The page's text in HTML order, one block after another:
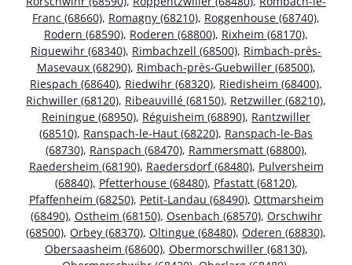
Franc (68660), Romagny (68210), Roggenhouse (68740),
Rodern (68590), Roderen (68800), Rixheim (68170),
Riquewihr (68340), Rimbachzell (68500), Rimbach-près-
Masevaux (68290), Rimbach-près-Guebwiller (68500),
Riespach (68640), Riedwihr (68320), Riedisheim (68400),
Richwiller (68120), Ribeauvillé (68150), Retzwiller (68210),
Reiningue (68950), Réguisheim (68890), Rantzwiller
(68510), Ranspach-le-Haut (68220), Ranspach-le-Bas
(68730), Ranspach (68470), Rammersmatt (68800),
Raedersheim (68190), Raedersdorf (68480), Pulversheim
(68840), Pfetterhouse (68480), Pfastatt (68120),
Pfaffenheim (68250), Petit-Landau (68490), Ottmarsheim
(68490), Ostheim (68150), Osenbach (68570), Orschwihr
(68500), Orbey (68370), Oltingue (68480), Oderen (68830),
Obersaasheim (68600), Obermorschwiller (68130),